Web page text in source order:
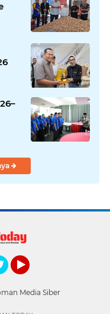
Media Siber